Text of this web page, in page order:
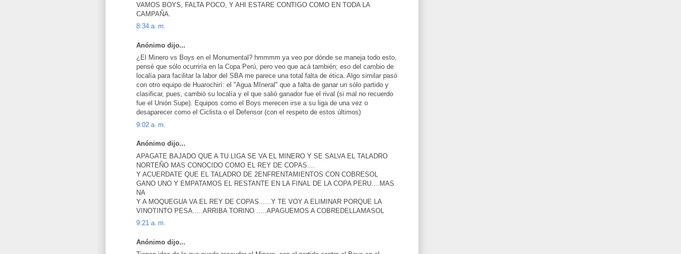
VAMOS BOYS, FALTA POCO, Y AHI ESTARE CONTIGO COMO EN TODA LA
CAMPAÑA.
8:34 a. m.
Anónimo dijo...
¿El Minero vs Boys en el Monumental? hmmmm ya veo por dónde se maneja todo esto,
pensé que sólo ocurriría en la Copa Perú, pero veo que acá también; eso del cambio de
localía para facilitar la labor del SBA me parece una total falta de ética. Algo similar pasó
con otro equipo de Huarochirí: el "Agua MIneral" que a falta de ganar un sólo partido y
clasificar, pues, cambió su localía y el que salió ganador fue el rival (si mal no recuerdo
fue el Unión Supe). Equipos como el Boys merecen irse a su liga de una vez o
desaparecer como el Ciclista o el Defensor (con el respeto de estos últimos)
9:02 a. m.
Anónimo dijo...
APAGATE BAJADO QUE A TU LIGA SE VA EL MINERO Y SE SALVA EL TALADRO
NORTEÑO MAS CONOCIDO COMO EL REY DE COPAS....
Y ACUERDATE QUE EL TALADRO DE 2ENFRENTAMIENTOS CON COBRESOL
GANO UNO Y EMPATAMOS EL RESTANTE EN LA FINAL DE LA COPA PERU....MAS
NA
Y A MOQUEGUA VA EL REY DE COPAS......Y TE VOY A ELIMINAR PORQUE LA
VINOTINTO PESA.....ARRIBA TORINO .....APAGUEMOS A COBREDELLAMASOL
9:21 a. m.
Anónimo dijo...